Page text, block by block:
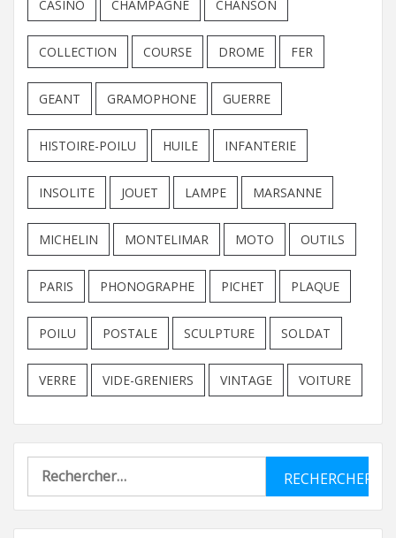
CASINO CHAMPAGNE CHANSON
COLLECTION COURSE DROME FER
GEANT GRAMOPHONE GUERRE
HISTOIRE-POILU HUILE INFANTERIE
INSOLITE JOUET LAMPE MARSANNE
MICHELIN MONTELIMAR MOTO OUTILS
PARIS PHONOGRAPHE PICHET PLAQUE
POILU POSTALE SCULPTURE SOLDAT
VERRE VIDE-GRENIERS VINTAGE VOITURE
Rechercher :